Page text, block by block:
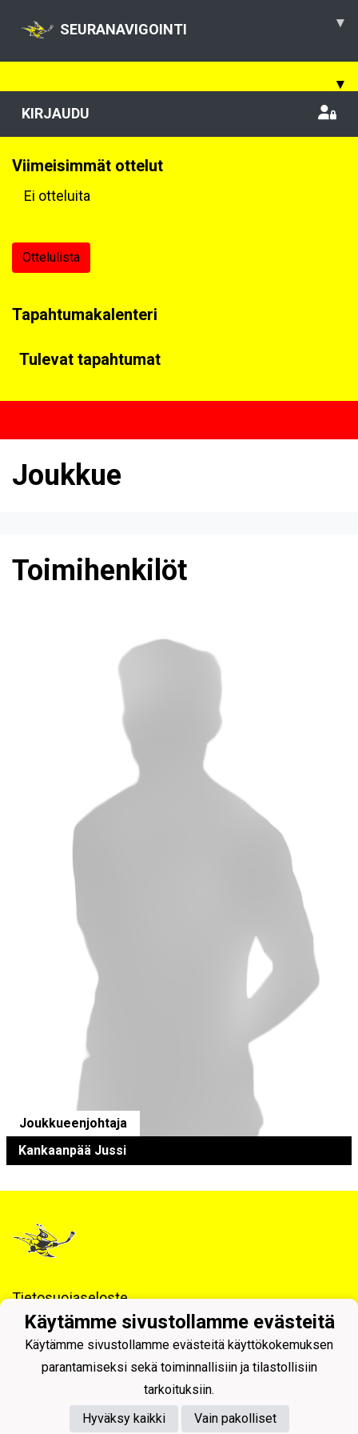
SEURANAVIGOINTI ▾
▾
KIRJAUDU
Viimeisimmät ottelut
Ei otteluita
Ottelulista
Tapahtumakalenteri
Tulevat tapahtumat
Joukkue
Toimihenkilöt
Joukkueenjohtaja
Kankaanpää Jussi
Tietosuojaseloste
Pyhäjärven Pohti ry / Jääkiekkojaosto
Powered by
Käytämme sivustollamme evästeitä
Käytämme sivustollamme evästeitä käyttökokemuksen
parantamiseksi sekä toiminnallisiin ja tilastollisiin
tarkoituksiin.
Hyväksy kaikki
Vain pakolliset